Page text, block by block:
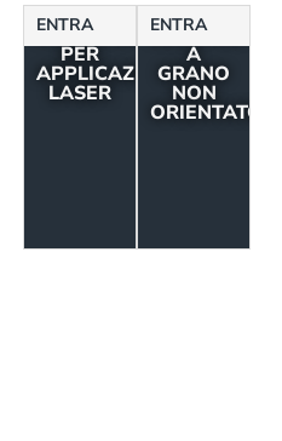
LAMIERE
STRUTTURALI
PER
APPLICAZIONI
LASER
ENTRA ACCIAI
ELETTRICI
A
GRANO
NON
ORIENTATO
ENTRA